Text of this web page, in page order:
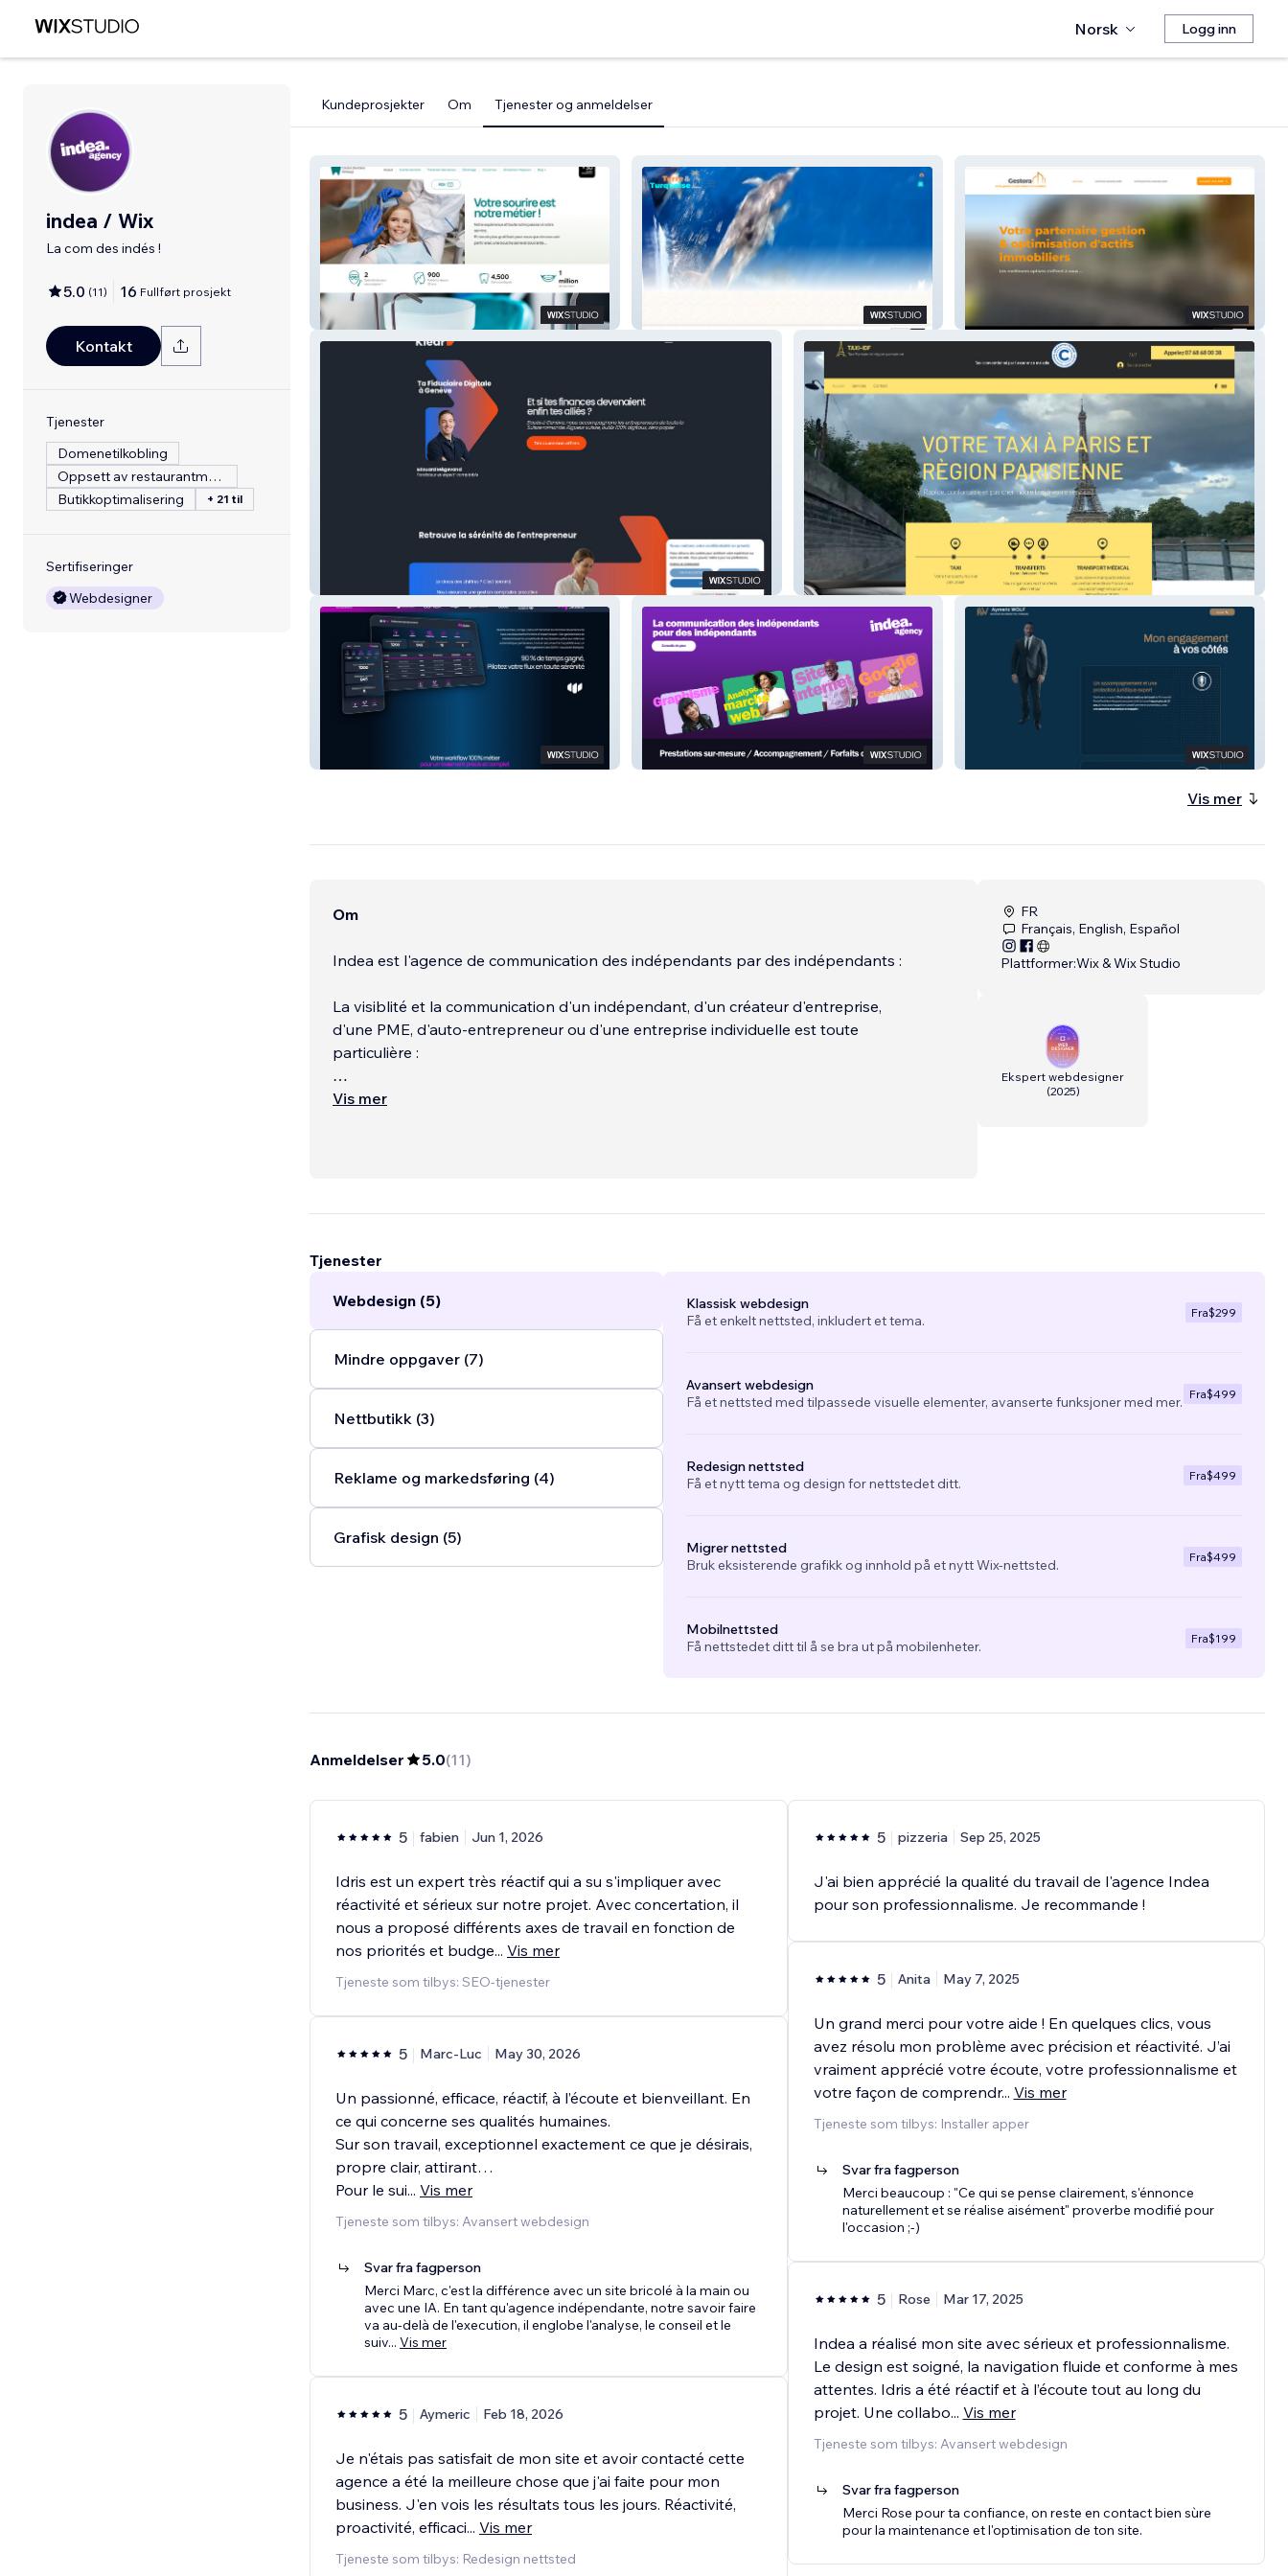
Norsk Logg inn
indea / Wix
La com des indés !
5.0 (11) 16 Fullført prosjekt
Kontakt
Tjenester
Domenetilkobling
Oppsett av restaurantmeny
Butikkoptimalisering
+ 21 til
Sertifiseringer
Webdesigner
Kundeprosjekter Om Tjenester og anmeldelser
Centre Dentaire Defacqz Gestora
Taxi-IDF
Indea.agency
Vis mer
Om
Indea est l'agence de communication des indépendants par des indépendants :
La visiblité et la communication d'un indépendant, d'un créateur d'entreprise,
d'une PME, d'auto-entrepreneur ou d'une entreprise individuelle est toute
particulière :
Ce dont tu as besoin, c'est d'une communication percutante et ciblée pour sortir
Vis mer
FR
Français, English, Español
Plattformer:Wix & Wix Studio
Ekspert webdesigner
(2025)
Tjenester
Webdesign (5)
Mindre oppgaver (7)
Nettbutikk (3)
Reklame og markedsføring (4)
Grafisk design (5)
Klassisk webdesign
Få et enkelt nettsted, inkludert et tema.
Fra$299
Avansert webdesign
Få et nettsted med tilpassede visuelle elementer, avanserte funksjoner med mer. Fra$499
Redesign nettsted
Få et nytt tema og design for nettstedet ditt.
Fra$499
Migrer nettsted
Bruk eksisterende grafikk og innhold på et nytt Wix-nettsted.
Fra$499
Mobilnettsted
Få nettstedet ditt til å se bra ut på mobilenheter.
Fra$199
Anmeldelser 5.0(11)
5 fabien Jun 1, 2026
Idris est un expert très réactif qui a su s'impliquer avec
réactivité et sérieux sur notre projet. Avec concertation, il
nous a proposé différents axes de travail en fonction de
nos priorités et budge... Vis mer
Tjeneste som tilbys: SEO-tjenester
5 Marc-Luc May 30, 2026
Un passionné, efficace, réactif, à l’écoute et bienveillant. En
ce qui concerne ses qualités humaines.
Sur son travail, exceptionnel exactement ce que je désirais,
propre clair, attirant…
Pour le sui... Vis mer
Tjeneste som tilbys: Avansert webdesign
Svar fra fagperson
Merci Marc, c'est la différence avec un site bricolé à la main ou
avec une IA. En tant qu'agence indépendante, notre savoir faire
va au-delà de l'execution, il englobe l'analyse, le conseil et le
suiv... Vis mer
5 Aymeric Feb 18, 2026
Je n'étais pas satisfait de mon site et avoir contacté cette
agence a été la meilleure chose que j'ai faite pour mon
business. J'en vois les résultats tous les jours. Réactivité,
proactivité, efficaci... Vis mer
Tjeneste som tilbys: Redesign nettsted
5 pizzeria Sep 25, 2025
J'ai bien apprécié la qualité du travail de l'agence Indea
pour son professionnalisme. Je recommande !
5 Anita May 7, 2025
Un grand merci pour votre aide ! En quelques clics, vous
avez résolu mon problème avec précision et réactivité. J’ai
vraiment apprécié votre écoute, votre professionnalisme et
votre façon de comprendr... Vis mer
Tjeneste som tilbys: Installer apper
Svar fra fagperson
Merci beaucoup : "Ce qui se pense clairement, s'énnonce
naturellement et se réalise aisément" proverbe modifié pour
l'occasion ;-)
5 Rose Mar 17, 2025
Indea a réalisé mon site avec sérieux et professionnalisme.
Le design est soigné, la navigation fluide et conforme à mes
attentes. Idris a été réactif et à l’écoute tout au long du
projet. Une collabo... Vis mer
Tjeneste som tilbys: Avansert webdesign
Svar fra fagperson
Merci Rose pour ta confiance, on reste en contact bien sùre
pour la maintenance et l'optimisation de ton site.